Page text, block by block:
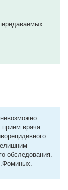
врача
обследования.